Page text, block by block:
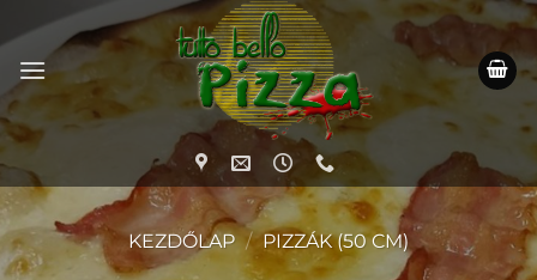
to
content
KEZDŐLAP / PIZZÁK (50 CM)